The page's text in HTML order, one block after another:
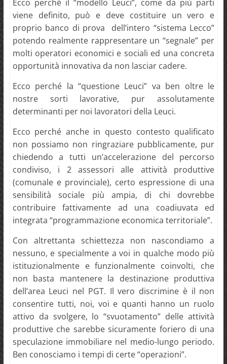
Ecco perché il “modello Leuci”, come da più parti
viene definito, può e deve costituire un vero e
proprio banco di prova dell’intero “sistema Lecco”
potendo realmente rappresentare un “segnale” per
molti operatori economici e sociali ed una concreta
opportunità innovativa da non lasciar cadere.
Ecco perché la “questione Leuci” va ben oltre le
nostre sorti lavorative, pur assolutamente
determinanti per noi lavoratori della Leuci.
Ecco perché anche in questo contesto qualificato
non possiamo non ringraziare pubblicamente, pur
chiedendo a tutti un’accelerazione del percorso
condiviso, i 2 assessori alle attività produttive
(comunale e provinciale), certo espressione di una
sensibilità sociale più ampia, di chi dovrebbe
contribuire fattivamente ad una coadiuvata ed
integrata “programmazione economica territoriale”.
Con altrettanta schiettezza non nascondiamo a
nessuno, e specialmente a voi in qualche modo più
istituzionalmente e funzionalmente coinvolti, che
non basta mantenere la destinazione produttiva
dell’area Leuci nel PGT. Il vero discrimine è il non
consentire tutti, noi, voi e quanti hanno un ruolo
attivo da svolgere, lo “svuotamento” delle attività
produttive che sarebbe sicuramente foriero di una
speculazione immobiliare nel medio-lungo periodo.
Ben conosciamo i tempi di certe “operazioni”.